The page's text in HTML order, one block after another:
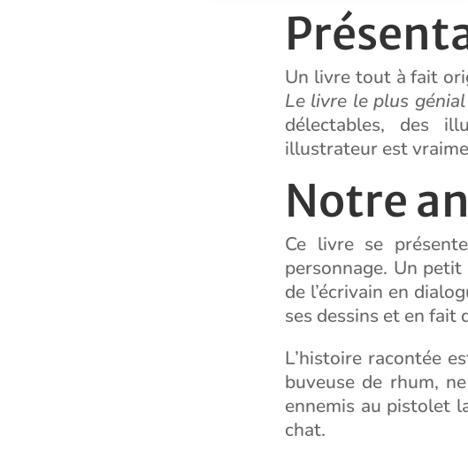
Un livre tout à fait
Le livre le plus
délectables, des
illustrateur est
Notre
Ce livre se
personnage. Un
de l’écrivain en
ses dessins et en fait
L’histoire racontée
buveuse de rhum,
ennemis au pistolet
chat.